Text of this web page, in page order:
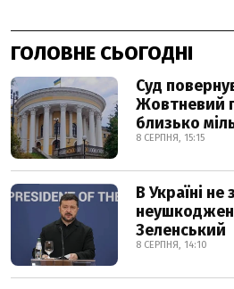
ГОЛОВНЕ СЬОГОДНІ
Суд
Жовтневий
близько
8 СЕРПНЯ, 15:15
В Україні
Зеленський
8 СЕРПНЯ, 14:10